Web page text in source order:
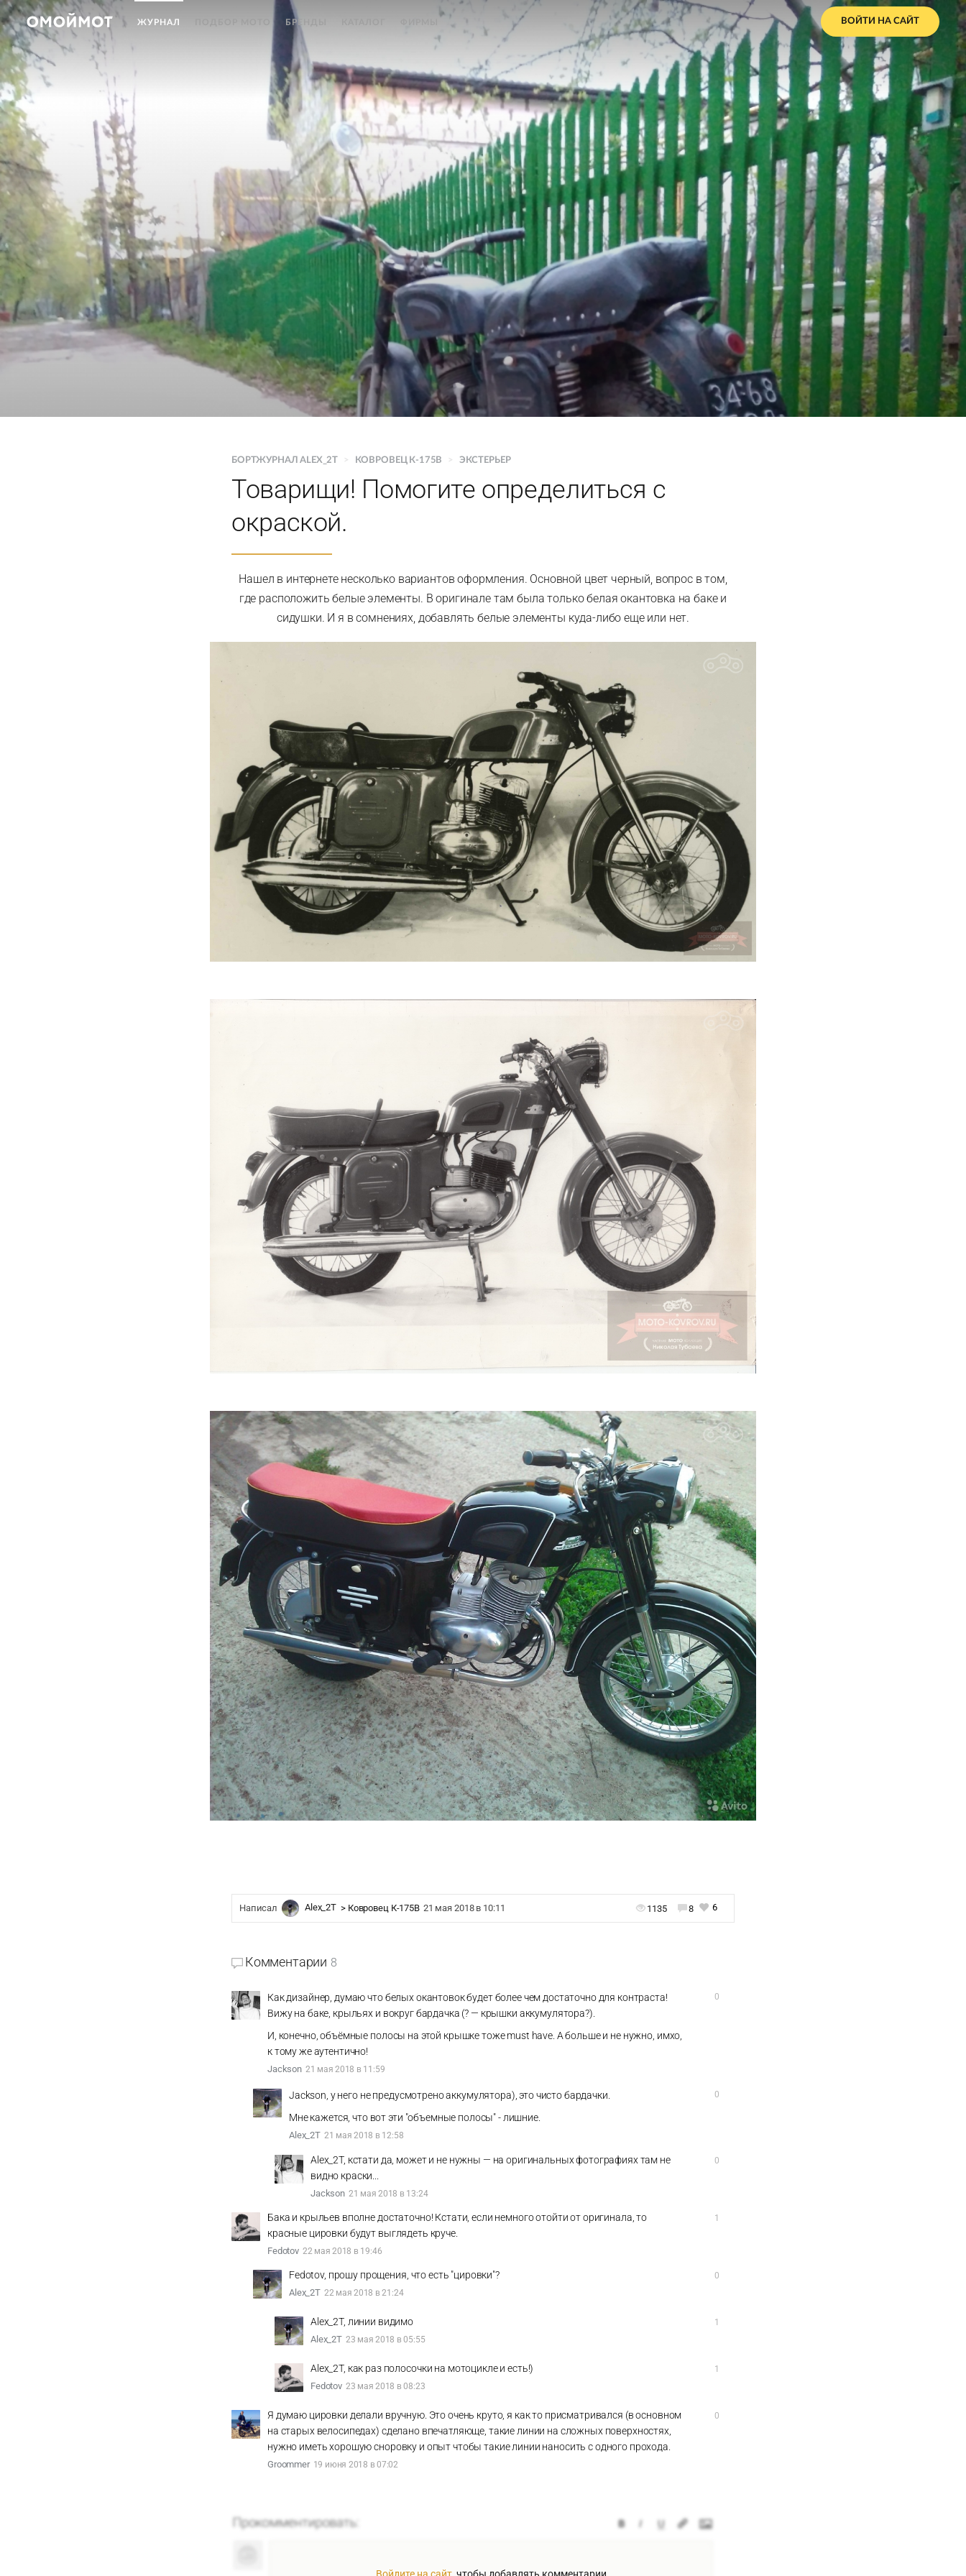
ЖУРНАЛ БРЕНДЫ ВОЙТИ НА САЙТ
БОРТЖУРНАЛ ALEX_2T > КОВРОВЕЦ К-175В > ЭКСТЕРЬЕР
Товарищи! Помогите определиться с
окраской.
Нашел в интернете несколько вариантов оформления. Основной цвет черный, вопрос в том,
где расположить белые элементы. В оригинале там была только белая окантовка на баке и
сидушки. И я в сомнениях, добавлять белые элементы куда-либо еще или нет.
Написал Alex_2T > Ковровец К-175В 21 мая 2018 в 10:11 1135 8 6
Комментарии 8
Как дизайнер, думаю что белых окантовок будет более чем достаточно для контраста!
Вижу на баке, крыльях и вокруг бардачка (? — крышки аккумулятора?).
И, конечно, объёмные полосы на этой крышке тоже must have. А больше и не нужно, имхо,
к тому же аутентично!
Jackson 21 мая 2018 в 11:59
0
Jackson, у него не предусмотрено аккумулятора), это чисто бардачки.
Мне кажется, что вот эти "объемные полосы" - лишние.
Alex_2T 21 мая 2018 в 12:58
0
Alex_2T, кстати да, может и не нужны — на оригинальных фотографиях там не
видно краски...
Jackson 21 мая 2018 в 13:24
0
Бака и крыльев вполне достаточно! Кстати, если немного отойти от оригинала, то
красные цировки будут выглядеть круче.
Fedotov 22 мая 2018 в 19:46
1
Fedotov, прошу прощения, что есть "цировки"?
Alex_2T 22 мая 2018 в 21:24
0
Alex_2T, линии видимо
Alex_2T 23 мая 2018 в 05:55
1
Alex_2T, как раз полосочки на мотоцикле и есть!)
Fedotov 23 мая 2018 в 08:23
1
Я думаю цировки делали вручную. Это очень круто, я как то присматривался (в основном
на старых велосипедах) сделано впечатляюще, такие линии на сложных поверхностях,
нужно иметь хорошую сноровку и опыт чтобы такие линии наносить с одного прохода.
Groommer 19 июня 2018 в 07:02
0